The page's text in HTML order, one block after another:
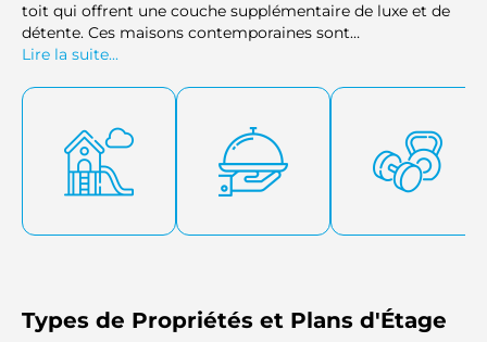
toit qui offrent une couche supplémentaire de luxe et de
détente. Ces maisons contemporaines sont
soigneusement conçues pour assurer un espace
de gamme.
Lire la suite...
Types de Propriétés et Plans d'Étage